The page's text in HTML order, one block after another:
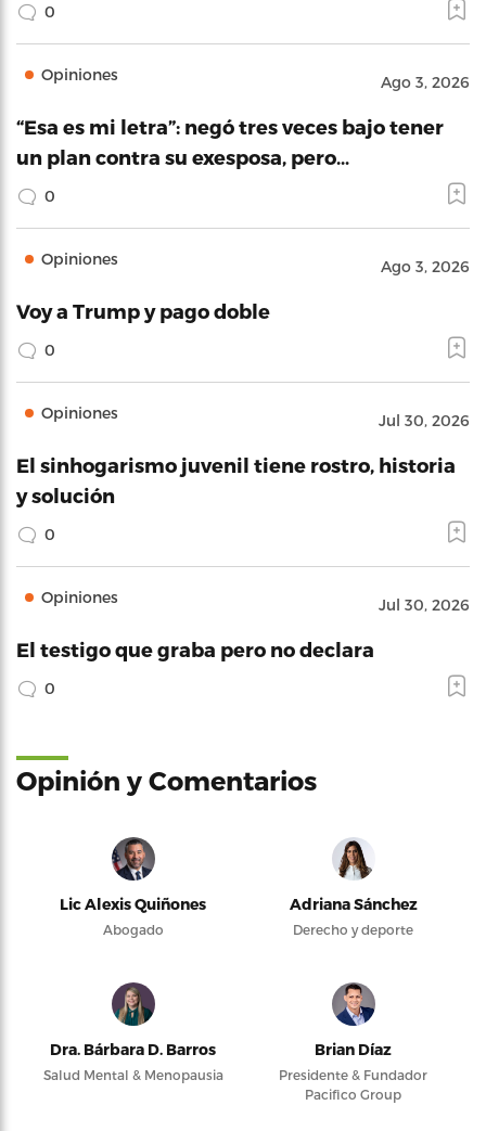
0
Opiniones Ago 3, 2026
“Esa es mi letra”: negó tres veces bajo tener
un plan contra su exesposa, pero…
0
Opiniones Ago 3, 2026
Voy a Trump y pago doble
0
Opiniones Jul 30, 2026
El sinhogarismo juvenil tiene rostro, historia
y solución
0
Opiniones Jul 30, 2026
El testigo que graba pero no declara
0
Opinión y Comentarios
Lic Alexis Quiñones
Abogado
Adriana Sánchez
Derecho y deporte
Dra. Bárbara D. Barros
Salud Mental & Menopausia
Brian Díaz
Presidente & Fundador
Pacifico Group